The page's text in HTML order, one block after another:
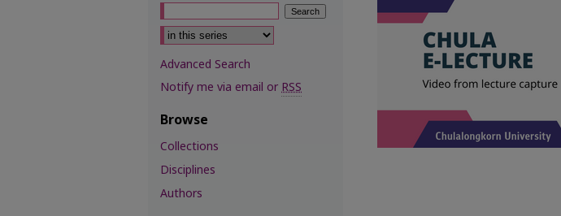
Select context to search:
Advanced Search
Notify me via email or RSS
Browse
Collections
Disciplines
Authors